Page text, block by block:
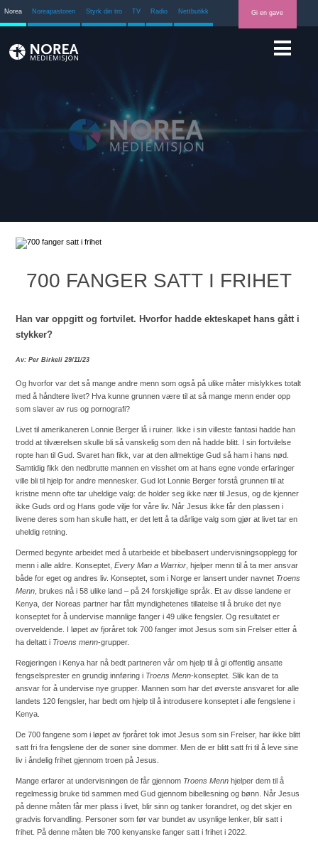
Norea Noreapastoren Styrk din tro TV Radio Nettbutikk Gi en gave
700 FANGER SATT I FRIHET
Han var oppgitt og fortvilet. Hvorfor hadde ekteskapet hans gått i
stykker?
Av: Per Birkeli 29/11/23
Og hvorfor var det så mange andre menn som også på ulike måter mislykkes totalt
med å håndtere livet? Hva kunne grunnen være til at så mange menn ender opp
som slaver av rus og pornografi?
Livet til amerikaneren Lonnie Berger lå i ruiner. Ikke i sin villeste fantasi hadde han
trodd at tilværelsen skulle bli så vanskelig som den nå hadde blitt. I sin fortvilelse
ropte han til Gud. Svaret han fikk, var at den allmektige Gud så ham i hans nød.
Samtidig fikk den nedbrutte mannen en visshet om at hans egne vonde erfaringer
ville bli til hjelp for andre mennesker. Gud lot Lonnie Berger forstå grunnen til at
kristne menn ofte tar uheldige valg: de holder seg ikke nær til Jesus, og de kjenner
ikke Guds ord og Hans gode vilje for våre liv. Når Jesus ikke får den plassen i
livene deres som han skulle hatt, er det lett å ta dårlige valg som gjør at livet tar en
uheldig retning.
Dermed begynte arbeidet med å utarbeide et bibelbasert undervisningsopplegg for
menn i alle aldre. Konseptet, Every Man a Warrior, hjelper menn til å ta mer ansvar
både for eget og andres liv. Konseptet, som i Norge er lansert under navnet Troens
Menn, brukes nå i 58 ulike land – på 24 forskjellige språk. Et av disse landene er
Kenya, der Noreas partner har fått myndighetenes tillatelse til å bruke det nye
konseptet for å undervise mannlige fanger i 49 ulike fengsler. Og resultatet er
overveldende. I løpet av fjoråret tok 700 fanger imot Jesus som sin Frelser etter å
ha deltatt i Troens menn-grupper.
Regjeringen i Kenya har nå bedt partneren vår om hjelp til å gi offentlig ansatte
fengselsprester en grundig innføring i Troens Menn-konseptet. Slik kan de ta
ansvar for å undervise nye grupper. Mannen som har det øverste ansvaret for alle
landets 120 fengsler, har bedt om hjelp til å introdusere konseptet i alle fengslene i
Kenya.
De 700 fangene som i løpet av fjoråret tok imot Jesus som sin Frelser, har ikke blitt
satt fri fra fengslene der de soner sine dommer. Men de er blitt satt fri til å leve sine
liv i åndelig frihet gjennom troen på Jesus.
Mange erfarer at undervisningen de får gjennom Troens Menn hjelper dem til å
regelmessig bruke tid sammen med Gud gjennom bibellesning og bønn. Når Jesus
på denne måten får mer plass i livet, blir sinn og tanker forandret, og det skjer en
gradvis forvandling. Personer som før var bundet av usynlige lenker, blir satt i
frihet. På denne måten ble 700 kenyanske fanger satt i frihet i 2022.